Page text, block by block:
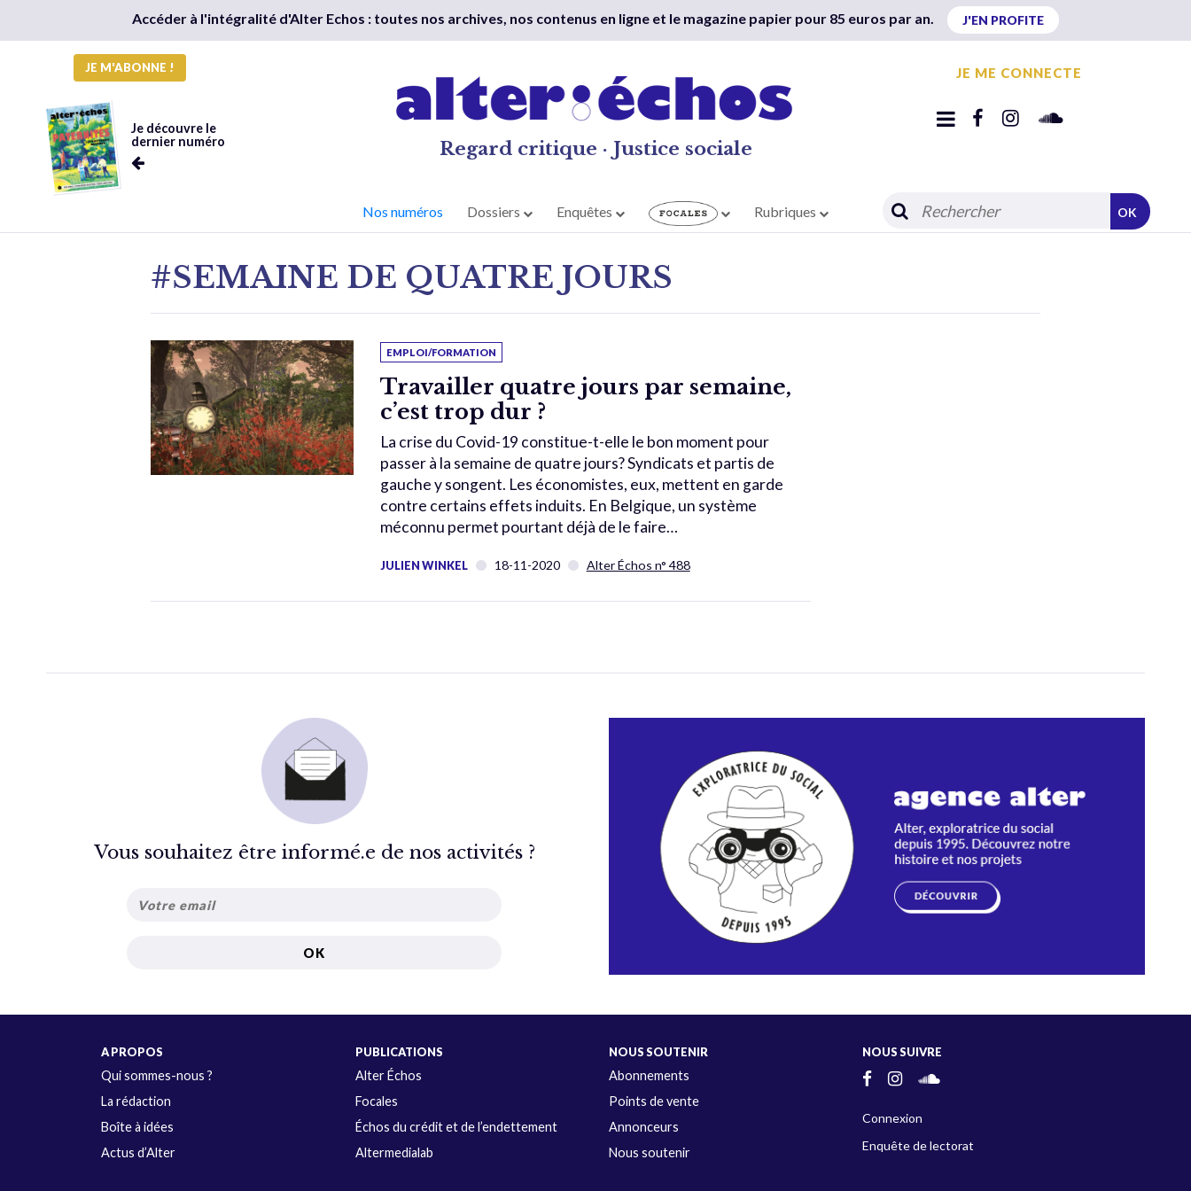
Accéder à l'intégralité d'Alter Echos : toutes nos archives, nos contenus en ligne et le magazine papier pour 85 euros par an. J'EN PROFITE
JE M'ABONNE !
Je découvre le
dernier numéro
Regard critique · Justice sociale
JE ME CONNECTE
Nos numéros Dossiers Enquêtes Rubriques OK
#SEMAINE DE QUATRE JOURS
EMPLOI/FORMATION
Travailler quatre jours par semaine,
c’est trop dur ?
La crise du Covid-19 constitue-t-elle le bon moment pour
passer à la semaine de quatre jours? Syndicats et partis de
gauche y songent. Les économistes, eux, mettent en garde
contre certains effets induits. En Belgique, un système
méconnu permet pourtant déjà de le faire…
JULIEN WINKEL 18-11-2020 Alter Échos n° 488
Vous souhaitez être informé.e de nos activités ?
A PROPOS
Qui sommes-nous ?
La rédaction
Boîte à idées
Actus d’Alter
PUBLICATIONS
Alter Échos
Focales
Échos du crédit et de l’endettement
Altermedialab
NOUS SOUTENIR
Abonnements
Points de vente
Annonceurs
Nous soutenir
NOUS SUIVRE
Connexion
Enquête de lectorat